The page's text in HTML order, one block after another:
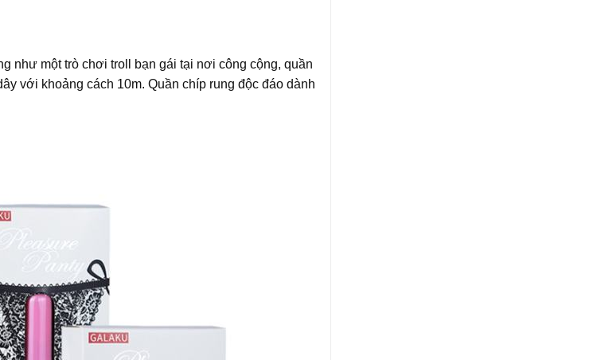
như một trò chơi troll bạn gái tại nơi công cộng, quần
với khoảng cách 10m. Quần chíp rung độc đáo dành